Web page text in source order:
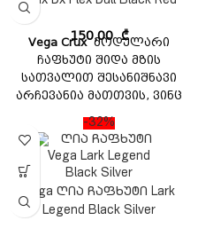
გამოსაყენებელია და
უზრუნველყოფს
შესანიშნავ მორგებას.
აკმაყოფილებს ISI, DOT
უსაფრთხოების
სტანდარტს.
150,00₾
Vega Cruxმოდულარი
ჩაფხუტი შიდა მზის
სათვალით შესანიშნავი
არჩევანია მათთვის, ვინც
ეძებს ხარისხიან ჩაფხუტს
ხელმისაწვდომ ფასად. ეს
ჩაფხუტი აღჭურვილია
მოდულარული დიზაინით,
რომელიც მარტივი
გამოსაყენებელია და
უზრუნველყოფს
-32%
Vega ღია ჩაფხუტი Lark
Legend Black Silver